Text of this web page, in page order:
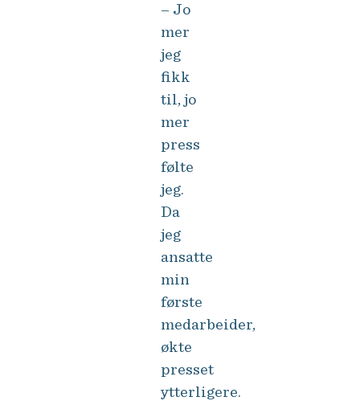
– Jo
mer
jeg
fikk
til, jo
mer
press
følte
jeg.
Da
jeg
ansatte
min
første
medarbeider,
økte
presset
ytterligere.